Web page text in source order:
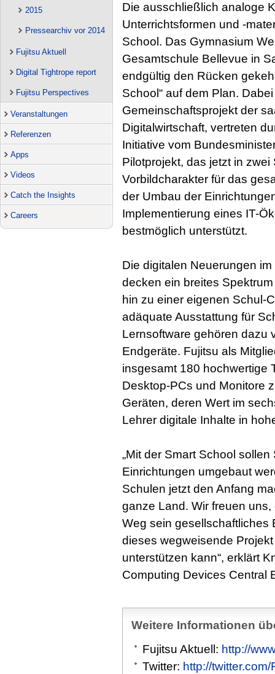
2015
Pressearchiv vor 2014
Fujitsu Aktuell
Digital Tightrope report
Fujitsu Perspectives
Veranstaltungen
Referenzen
Apps
Videos
Catch the Insights
Careers
Die ausschließlich analoge
Unterrichtsformen und -
School. Das Gymnasium
Gesamtschule Bellevue in
endgültig den Rücken
School“ auf dem Plan.
Gemeinschaftsprojekt der
Digitalwirtschaft, vertreten
Initiative vom
Pilotprojekt, das jetzt in
Vorbildcharakter für das
der Umbau der
Implementierung eines IT-
bestmöglich unterstützt.
Die digitalen Neuerungen
decken ein breites
hin zu einer eigenen Schul-
adäquate Ausstattung für
Lernsoftware gehören dazu
Endgeräte. Fujitsu als
insgesamt 180 hochwertige
Desktop-PCs und Monitore
Geräten, deren Wert im
Lehrer digitale Inhalte in
„Mit der Smart School
Einrichtungen umgebaut
Schulen jetzt den Anfang
ganze Land. Wir freuen
Weg sein gesellschaftliches
dieses wegweisende
unterstützen kann“, erklärt
Computing Devices Central
Weitere Informationen
Fujitsu Aktuell: http://
Twitter: http://